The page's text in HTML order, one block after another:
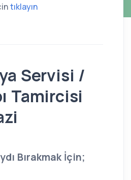
tıklayın
Servisi /
Tamircisi
Bırakmak İçin;